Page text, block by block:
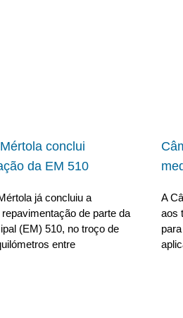
conclui
da EM 510
já concluiu a
de parte da
(EM) 510, no troço de
entre
A
aos